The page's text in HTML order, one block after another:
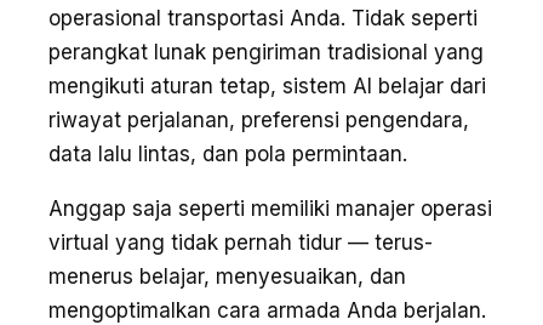
operasional transportasi Anda. Tidak seperti
perangkat lunak pengiriman tradisional yang
mengikuti aturan tetap, sistem AI belajar dari
riwayat perjalanan, preferensi pengendara,
data lalu lintas, dan pola permintaan.
Anggap saja seperti memiliki manajer operasi
virtual yang tidak pernah tidur — terus-
menerus belajar, menyesuaikan, dan
mengoptimalkan cara armada Anda berjalan.